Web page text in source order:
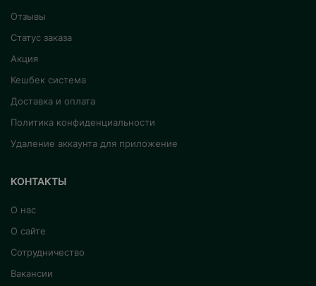
Отзывы
Статус заказа
Акция
Кешбек система
Доставка и оплата
Политика конфиденциальности
Удаление аккаунта для приложение
КОНТАКТЫ
О нас
О сайте
Сотрудничество
Вакансии